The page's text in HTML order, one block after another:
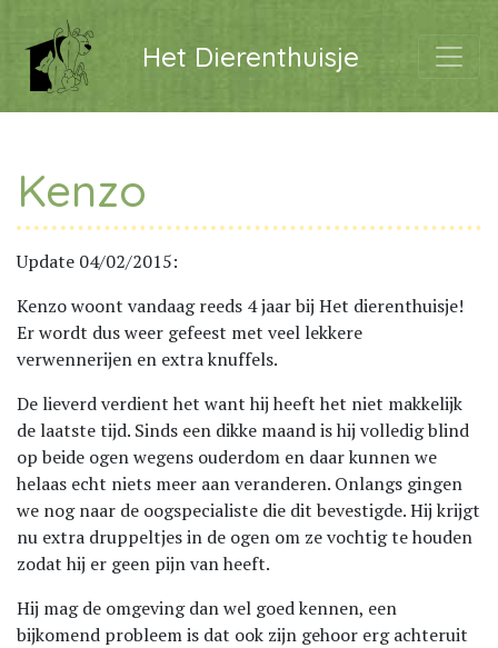
Het Dierenthuisje
Kenzo
Update 04/02/2015:
Kenzo woont vandaag reeds 4 jaar bij Het dierenthuisje!
Er wordt dus weer gefeest met veel lekkere
verwennerijen en extra knuffels.
De lieverd verdient het want hij heeft het niet makkelijk
de laatste tijd. Sinds een dikke maand is hij volledig blind
op beide ogen wegens ouderdom en daar kunnen we
helaas echt niets meer aan veranderen. Onlangs gingen
we nog naar de oogspecialiste die dit bevestigde. Hij krijgt
nu extra druppeltjes in de ogen om ze vochtig te houden
zodat hij er geen pijn van heeft.
Hij mag de omgeving dan wel goed kennen, een
bijkomend probleem is dat ook zijn gehoor erg achteruit